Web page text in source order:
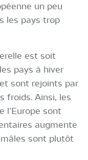
un peu
les pays trop
est soit
pays à hiver
sont rejoints par
froids. Ainsi, les
l’Europe sont
augmente
sont plutôt